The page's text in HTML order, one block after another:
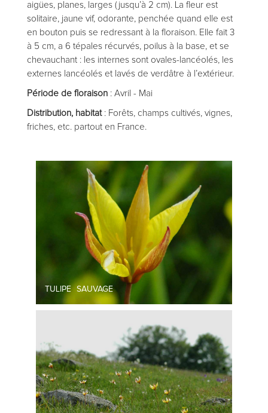
aigües, planes, larges (jusqu’à 2 cm). La fleur est
solitaire, jaune vif, odorante, penchée quand elle est
en bouton puis se redressant à la floraison. Elle fait 3
à 5 cm, a 6 tépales récurvés, poilus à la base, et se
chevauchant : les internes sont ovales-lancéolés, les
externes lancéolés et lavés de verdâtre à l’extérieur.
Période de floraison: Avril - Mai
Distribution, habitat : Forêts, champs cultivés, vignes,
friches, etc. partout en France.
TULIPE SAUVAGE